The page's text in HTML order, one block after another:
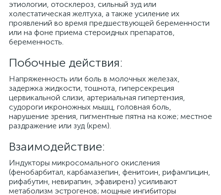
этиологии, отосклероз, сильный зуд или
холестатическая желтуха, а также усиление их
проявлений во время предшествующей беременности
или на фоне приема стероидных препаратов,
беременность.
Побочные действия:
Напряженность или боль в молочных железах,
задержка жидкости, тошнота, гиперсекреция
цервикальной слизи, артериальная гипертензия,
судороги икроножных мышц, головная боль,
нарушение зрения, пигментные пятна на коже; местное
раздражение или зуд (крем).
Взаимодействие:
Индукторы микросомального окисления
(фенобарбитал, карбамазепин, фенитоин, рифампицин,
рифабутин, невирапин, эфавиренз) усиливают
метаболизм эстрогенов; мощные ингибиторы